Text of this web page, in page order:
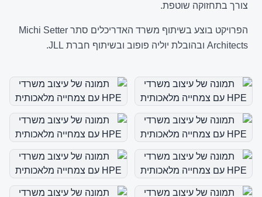
צורך בתחזוקה שוטפת.
הפרויקט בוצע בשיתוף משרד האדריכלים סתר Michi Setter
Architects ובהובלת יוליה פופוב ובשיתוף חברת JLL.